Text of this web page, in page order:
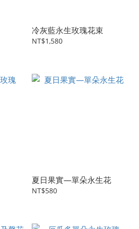
冷灰藍永生玫瑰花束
NT$1,580
夏日果實—單朵永生花
NT$580